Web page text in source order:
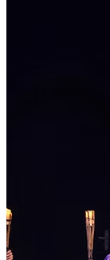
Soluções